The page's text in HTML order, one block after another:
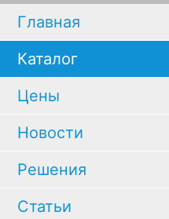
Главная
Каталог
Цены
Новости
Решения
Статьи